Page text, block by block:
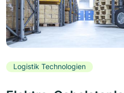
Logistik Technologien